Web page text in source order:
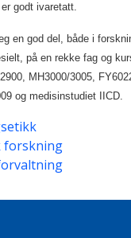
godt ivaretatt.
en god del, både i
på en rekke fag og
MH3000/3005,
og medisinstudiet IICD.
forskning